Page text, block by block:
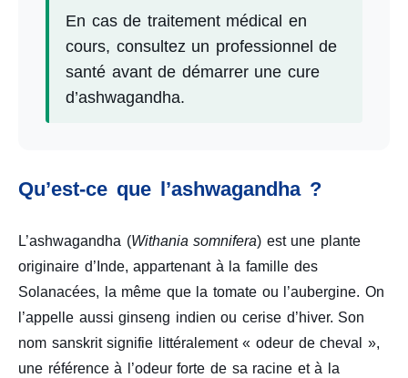
En cas de traitement médical en
cours, consultez un professionnel de
santé avant de démarrer une cure
d’ashwagandha.
Qu’est-ce que l’ashwagandha ?
L’ashwagandha (Withania somnifera) est une plante
originaire d’Inde, appartenant à la famille des
Solanacées, la même que la tomate ou l’aubergine. On
l’appelle aussi ginseng indien ou cerise d’hiver. Son
nom sanskrit signifie littéralement « odeur de cheval »,
une référence à l’odeur forte de sa racine et à la